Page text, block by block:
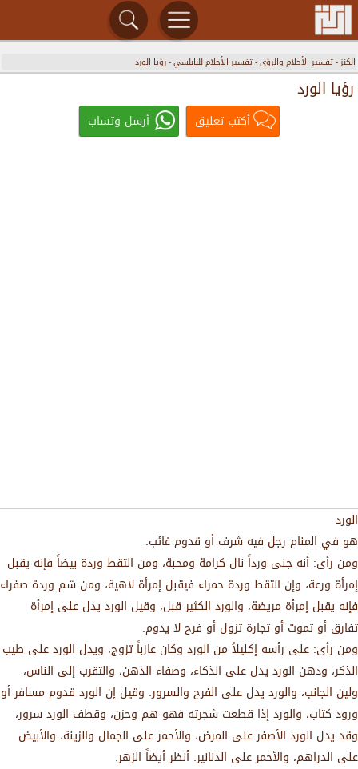
الكنز-تفسير الأحلام والرؤى-تفسير الأحلام للنابلسي-رؤيا الورد
رؤيا الورد
أكتب تعليق أرسل وتساب
الورد
هو في المنام رجل فيه شرف أو قدوم غائب.
ومن رأى: أنه جنى ورداً نال كرامة ومحبة، ومن التقط وردة بيضاً فإنه يقبل
إمرأة ورعة، وإن التقط وردة حمراء فيقبل إمرأة لاهية، ومن شم وردة صفراء
فإنه يقبل إمرأة مريضة، والورد الكثير قبل، وقيل الورد يدل على إمرأة
تفارق أو تموت أو تجارة تزول أو فرح لا يدوم.
ومن رأى: على رأسه إكليلاً من الورد وكان عازباً تزوج، ويدل الورد على طيب
الذكر، ودهن الورد يدل على الذكاء، وصفاء الذهن، والتقرب إلى الناس،
ولين الجانب، والورد يدل على الفرح والسرور. وقيل إن الورد قدوم مسافر أو
ورود كتاب، والورد إذا قطعت شجرته فهو هم وحزن، وقطف الورد سرور،
وقد يدل الورد الأصفر على المرض، والأحمر على الجمال والزينة، والأبيض
على الدراهم، والأحمر على الدنانير. أنظر أيضاً الزهر.